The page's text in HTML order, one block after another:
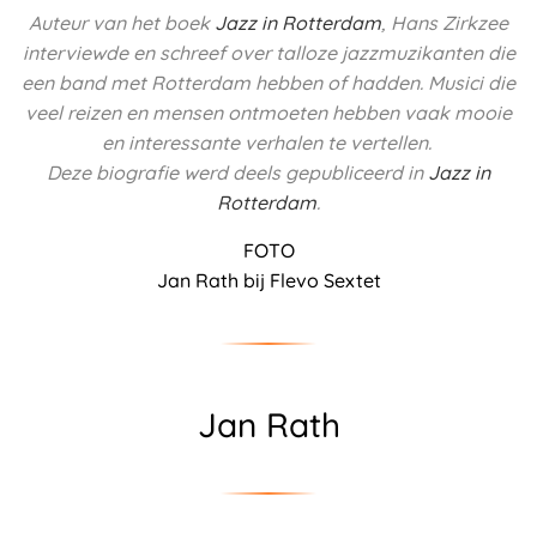
Auteur van het boek Jazz in Rotterdam , Hans Zirkzee
interviewde en schreef over talloze jazzmuzikanten die
een band met Rotterdam hebben of hadden. Musici die
veel reizen en mensen ontmoeten hebben vaak mooie
en interessante verhalen te vertellen.
Deze biografie werd deelsgepubliceerd in Jazz in
Rotterdam.
FOTO
Jan Rath bij Flevo Sextet
Jan Rath